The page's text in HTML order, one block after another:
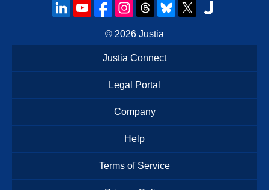
© 2026 Justia
Justia Connect
Legal Portal
Company
Help
Terms of Service